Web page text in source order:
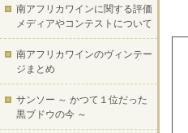
南アフリカワインに関する評価
メディアやコンテストについて
南アフリカワインのヴィンテー
ジまとめ
サンソー ～ かつて１位だった
黒ブドウの今 ～